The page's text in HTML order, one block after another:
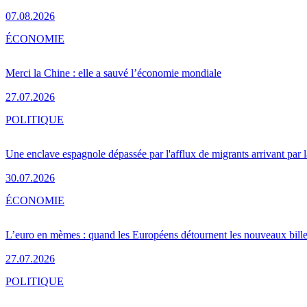
07.08.2026
Merci la Chine : elle a sauvé l’économie mondiale
27.07.2026
ÉCONOMIE
Une enclave espagnole dépassée par l'afflux de migrants arrivant par
30.07.2026
POLITIQUE
L’euro en mèmes : quand les Européens détournent les nouveaux
27.07.2026
ÉCONOMIE
POLITIQUE